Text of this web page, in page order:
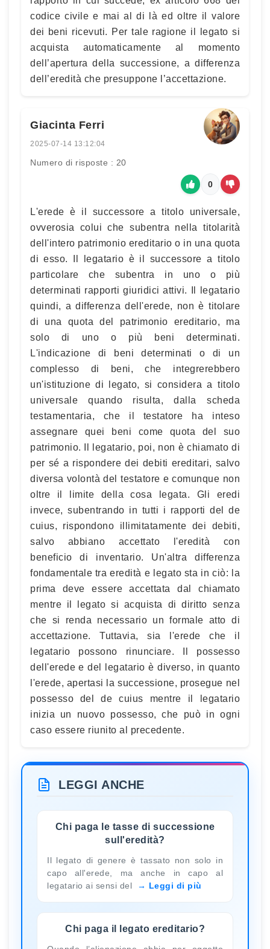
codice civile e mai al di là ed oltre il valore
dei beni ricevuti. Per tale ragione il legato si
acquista automaticamente al momento
dell’apertura della successione, a differenza
dell’eredità che presuppone l’accettazione.
Giacinta Ferri
2025-07-14 13:12:04
Numero di risposte : 20
0
L'erede è il successore a titolo universale,
ovverosia colui che subentra nella titolarità
dell'intero patrimonio ereditario o in una quota
di esso. Il legatario è il successore a titolo
particolare che subentra in uno o più
determinati rapporti giuridici attivi. Il legatario
quindi, a differenza dell'erede, non è titolare
di una quota del patrimonio ereditario, ma
solo di uno o più beni determinati.
L'indicazione di beni determinati o di un
complesso di beni, che integrerebbero
un'istituzione di legato, si considera a titolo
universale quando risulta, dalla scheda
testamentaria, che il testatore ha inteso
assegnare quei beni come quota del suo
patrimonio. Il legatario, poi, non è chiamato di
per sé a rispondere dei debiti ereditari, salvo
diversa volontà del testatore e comunque non
oltre il limite della cosa legata. Gli eredi
invece, subentrando in tutti i rapporti del de
cuius, rispondono illimitatamente dei debiti,
salvo abbiano accettato l'eredità con
beneficio di inventario. Un'altra differenza
fondamentale tra eredità e legato sta in ciò: la
prima deve essere accettata dal chiamato
mentre il legato si acquista di diritto senza
che si renda necessario un formale atto di
accettazione. Tuttavia, sia l'erede che il
legatario possono rinunciare. Il possesso
dell'erede e del legatario è diverso, in quanto
l'erede, apertasi la successione, prosegue nel
possesso del de cuius mentre il legatario
inizia un nuovo possesso, che può in ogni
caso essere riunito al precedente.
LEGGI ANCHE
Chi paga le tasse di successione
sull'eredità?
Il legato di genere è tassato non solo in
capo all'erede, ma anche in capo al
legatario ai sensi del
Leggi di più
Chi paga il legato ereditario?